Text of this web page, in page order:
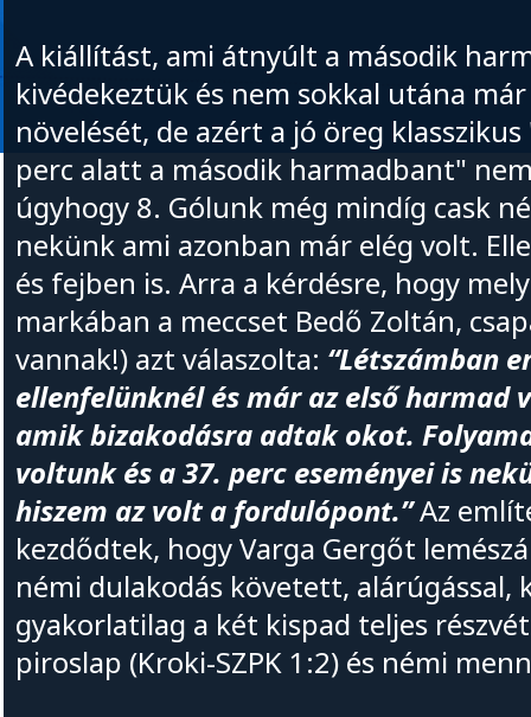
A kiállítást, ami átnyúlt a második
kivédekeztük és nem sokkal utána
növelését, de azért a jó öreg
perc alatt a második harmadbant"
úgyhogy 8. Gólunk még mindíg cask
nekünk ami azonban már elég volt.
és fejben is. Arra a kérdésre, hogy
markában a meccset Bedő Zoltán,
vannak!) azt válaszolta: “Létszámban
ellenfelünknél és már az első harmad
amik bizakodásra adtak okot.
voltunk és a 37. perc eseményei is
hiszem az volt a fordulópont.”Az
kezdődtek, hogy Varga Gergőt
némi dulakodás követett, alárúgással,
gyakorlatilag a két kispad teljes
piroslap (Kroki-SZPK 1:2) és némi